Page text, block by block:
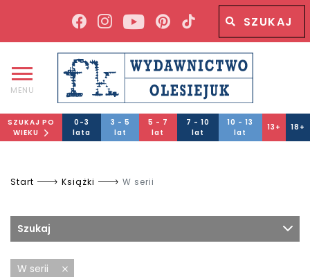
Wyszukiwana fraza
MENU
SZUKAJ PO
WIEKU
0-3
lata
3 - 5
lat
5 - 7
lat
7 - 10
lat
10 - 13
lat
13+ 18+
Start Książki W serii
Szukaj
W serii